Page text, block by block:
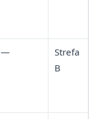
—
Strefa
B